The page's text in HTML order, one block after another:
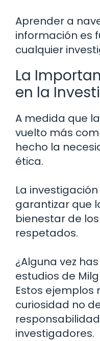
Aprender a
información es
cualquier
La
en la
A medida que
vuelto más
hecho la
ética.
La
garantizar que
bienestar de
respetados.
¿Alguna vez
estudios de
Estos ejemplos
curiosidad no
investigadores.